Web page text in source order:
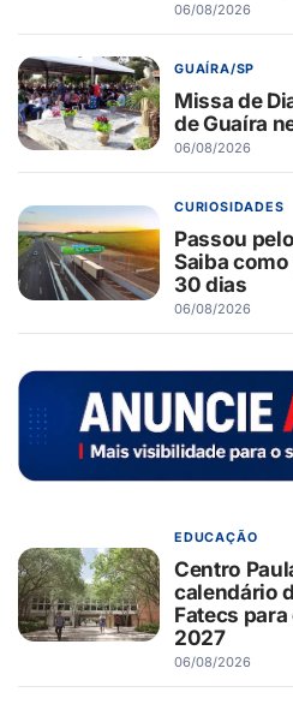
06/08/2026
GUAÍRA/SP
Missa de
de Guaíra
06/08/2026
CURIOSIDADES
Passou
Saiba
30 dias
06/08/2026
EDUCAÇÃO
Centro
calendário
Fatecs
2027
06/08/2026